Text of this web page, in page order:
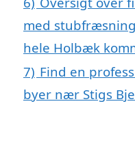
med
hele Holbæk
7) Find en
byer nær Stigs